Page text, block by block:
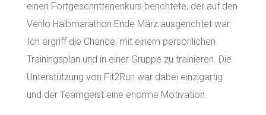
einen Fortgeschrittenenkurs berichtete, der auf den
Venlo Halbmarathon Ende März ausgerichtet war.
Ich ergriff die Chance, mit einem persönlichen
Trainingsplan und in einer Gruppe zu trainieren. Die
Unterstützung von Fit2Run war dabei einzigartig
und der Teamgeist eine enorme Motivation.